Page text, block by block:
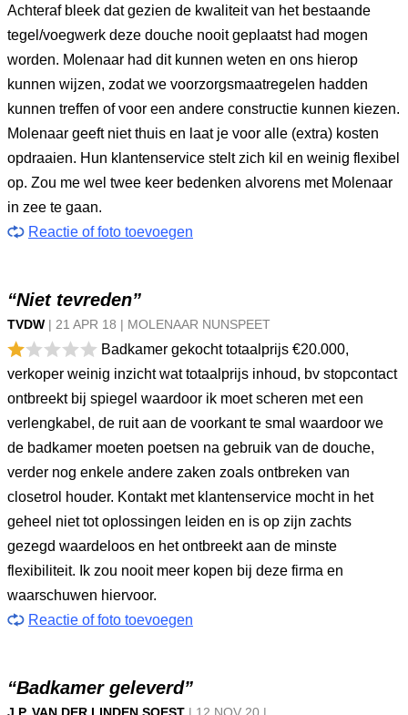
Achteraf bleek dat gezien de kwaliteit van het bestaande
tegel/voegwerk deze douche nooit geplaatst had mogen
worden. Molenaar had dit kunnen weten en ons hierop
kunnen wijzen, zodat we voorzorgsmaatregelen hadden
kunnen treffen of voor een andere constructie kunnen kiezen.
Molenaar geeft niet thuis en laat je voor alle (extra) kosten
opdraaien. Hun klantenservice stelt zich kil en weinig flexibel
op. Zou me wel twee keer bedenken alvorens met Molenaar
in zee te gaan.
Reactie of foto toevoegen
“Niet tevreden”
TVDW | 21 APR 18 | MOLENAAR NUNSPEET
Badkamer gekocht totaalprijs €20.000,
verkoper weinig inzicht wat totaalprijs inhoud, bv stopcontact
ontbreekt bij spiegel waardoor ik moet scheren met een
verlengkabel, de ruit aan de voorkant te smal waardoor we
de badkamer moeten poetsen na gebruik van de douche,
verder nog enkele andere zaken zoals ontbreken van
closetrol houder. Kontakt met klantenservice mocht in het
geheel niet tot oplossingen leiden en is op zijn zachts
gezegd waardeloos en het ontbreekt aan de minste
flexibiliteit. Ik zou nooit meer kopen bij deze firma en
waarschuwen hiervoor.
Reactie of foto toevoegen
“Badkamer geleverd”